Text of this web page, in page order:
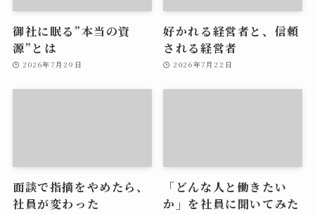
御社に眠る”本当の資
源”とは
2026年7月29日
好かれる経営者と、信頼
される経営者
2026年7月22日
面談で指摘をやめたら、
社員が変わった
「どんな人と働きたい
か」を社員に聞いてみた